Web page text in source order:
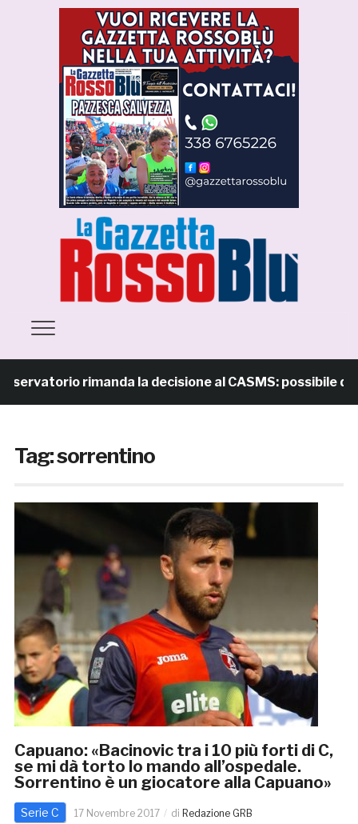
rimanda la decisione al CASMS: possibile
Tag:sorrentino
Capuano: «Bacinovic tra i 10 più forti di C,
se mi dà torto lo mando all’ospedale.
Sorrentino è un giocatore alla Capuano»
Serie C 17 Novembre 2017 di Redazione GRB